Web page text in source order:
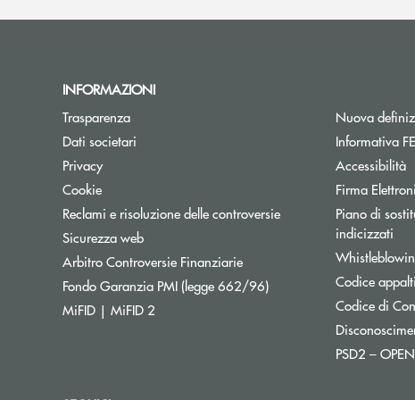
INFORMAZIONI
Trasparenza
Dati societari
Privacy
Cookie
Reclami e risoluzione delle controversie
Sicurezza web
Arbitro Controversie FinanziarieApre una nuova finestra
Fondo Garanzia PMI (legge 662/96)Apre una nuova finestra
MiFID | MiFID 2
Nuova
Informativa
Accessibilità
Firma
Piano di
indicizzati
Codice appalti
Codice di
PSD2 –